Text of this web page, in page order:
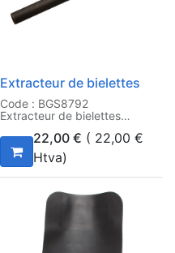
Extracteur de bielettes
Code : BGS8792
Extracteur de bielettes
22,00€ ( 22,00 €
Htva)